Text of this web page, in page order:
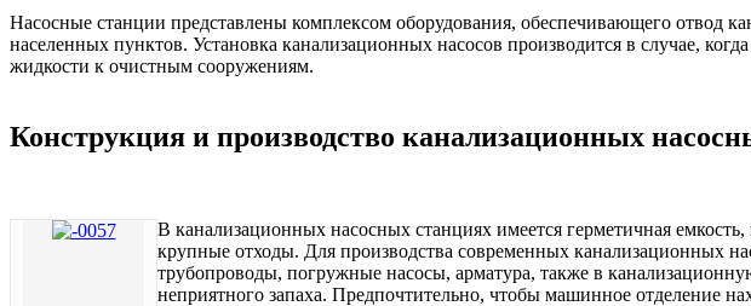
Насосные станции представлены комплексом оборудования, обеспечивающего
населенных пунктов. Установка канализационных насосов производится в случае,
жидкости к очистным сооружениям.
Конструкция и производство канализационных
В канализационных насосных станциях имеется герметичная
крупные отходы. Для производства современных канализационных
трубопроводы, погружные насосы, арматура, также в
неприятного запаха. Предпочтительно, чтобы машинное отделение